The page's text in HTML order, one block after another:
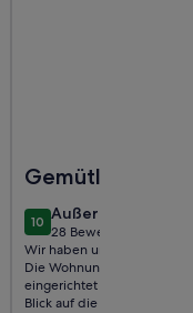
Gemütliche
Ferienwohnung
1010 von 10
Außergewöhnlich
außergewöhnlich
28 Bewertungen
(28
bewertungen)
Wir haben unseren
Die Wohnung ist sehr
eingerichtet und es fehlt
Blick auf die Berge ist